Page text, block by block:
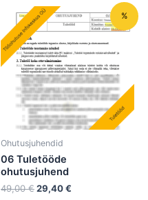
%
Ohutusjuhendid
06 Tuletööde
ohutusjuhend
49,00€
Algne
hind
oli:
49,00 €.
29,40€
Praegune
hind
on:
29,40 €.